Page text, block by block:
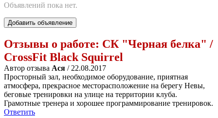
Объявлений пока нет.
Добавить объявление
Отзывы о работе: СК "Черная белка" /
CrossFit Black Squirrel
Автор отзыва Ася / 22.08.2017
Просторный зал, необходимое оборудование, приятная
атмосфера, прекрасное месторасположение на берегу Невы,
беговые тренировки на улице на территории клуба.
Грамотные тренера и хорошее программирование тренировок.
Ответить